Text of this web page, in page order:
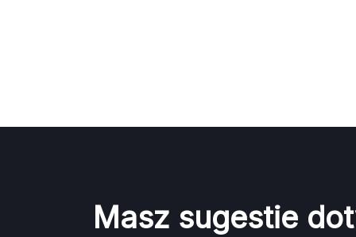
Masz sugestie